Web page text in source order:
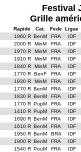
Festival
Grille
Rapide Cat. Fede Ligue
1960 R BenM FRA
IDF
2000 R MinM FRA
IDF
1970 R MinM FRA
IDF
1910 R MinM FRA
IDF
1840 R MinM FRA
IDF
1770 R BenF FRA
IDF
1930 R MinM FRA
IDF
1770 R BenM FRA
IDF
1830 R BenM FRA
IDF
1770 R PupM FRA
IDF
1410 R PupM FRA
IDF
1890 R BenM FRA
IDF
1610 R BenM FRA
IDF
1950 R BenM BRA
IDF
1900 R BenM FRA
IDF
1540 R PouM FRA
IDF